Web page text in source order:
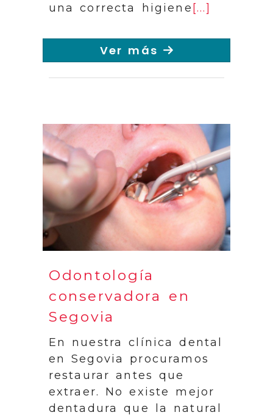
una correcta higiene[...]
Ver más
Odontología
conservadora en
Segovia
En nuestra clínica dental
en Segovia procuramos
restaurar antes que
extraer. No existe mejor
dentadura que la natural